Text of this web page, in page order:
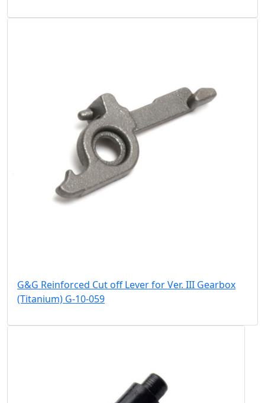
G&G Reinforced Cut off Lever for Ver. III Gearbox
(Titanium) G-10-059